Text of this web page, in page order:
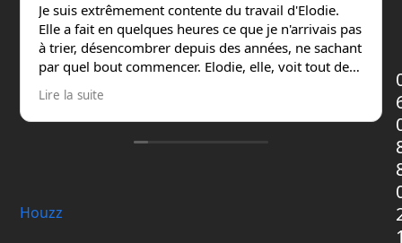
Je suis extrêmement contente du travail d'Elodie.
Elle a fait en quelques heures ce que je n'arrivais pas
à trier, désencombrer depuis des années, ne sachant
par quel bout commencer. Elodie, elle, voit tout de
suite comment et où ranger. Elle fait tout cela avec
une vitesse déconcertante, elle se souvient des
objets ou des boîtes qu'elle a vu une ou deux heures
plus tôt et qui sont à l'étage du dessus, et elle va les
mon rythme : pendant que je triais les affaires à
Lire la suite
Houzz